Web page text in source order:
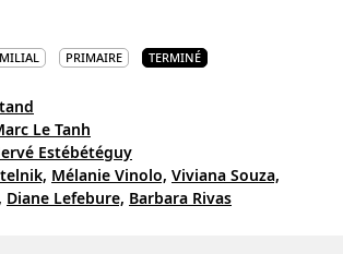
PRIMAIRE TERMINÉ
Le Tanh
Estébétéguy
Mélanie Vinolo, Viviana Souza,
Diane Lefebure, Barbara Rivas